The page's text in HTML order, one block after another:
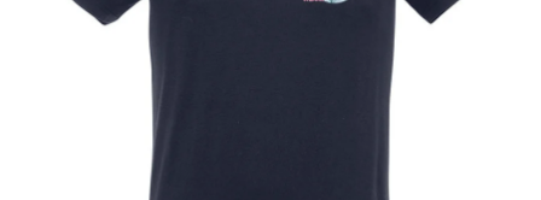
die wir versenden).
+49 39292 929695
Montag - Freitag : 8:30 - 17:00 Uhr
Samstag - Sonntag : 8:30 - 13:00 Uhr